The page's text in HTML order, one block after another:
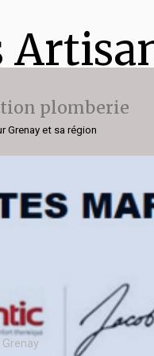
plomberie
Grenay et sa région